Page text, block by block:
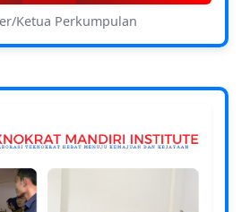
Ketua Perkumpulan